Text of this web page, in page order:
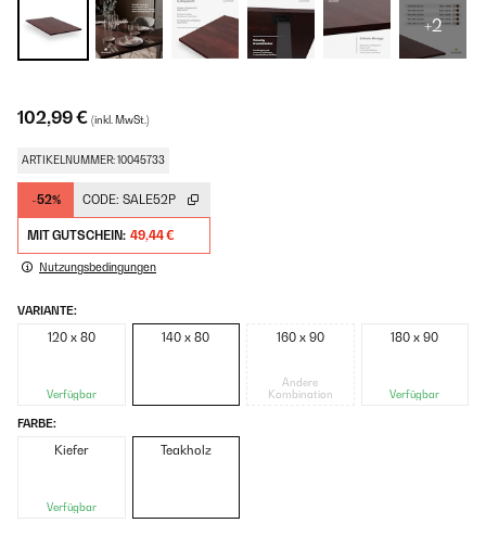
+2
102,99 € (inkl. MwSt.)
ARTIKELNUMMER: 10045733
-52% CODE: SALE52P
MIT GUTSCHEIN: 49,44 €
Nutzungsbedingungen
VARIANTE:
120 x 80
Verfügbar
140 x 80 160 x 90
Andere
Kombination
180 x 90
Verfügbar
FARBE:
Kiefer
Verfügbar
Teakholz